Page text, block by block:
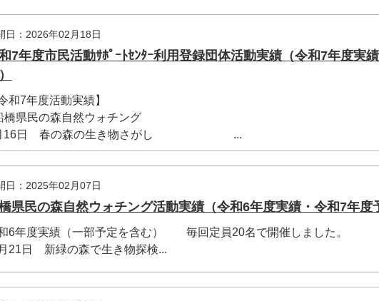
日：2026年02月18日
7年度市民活動ｻﾎﾟｰﾄｾﾝﾀｰ利用登録団体活動実績（令和7年度実
令和7年度活動実績】
橋県民の森自然ウォチング
16日 春の森の生き物さがし ...
日：2025年02月07日
県民の森自然ウォチング活動実績（令和6年度実績・令和7年度
6年度実績（一部予定を含む） 毎回定員20名で開催しました。
21日 新緑の森で生き物探検...